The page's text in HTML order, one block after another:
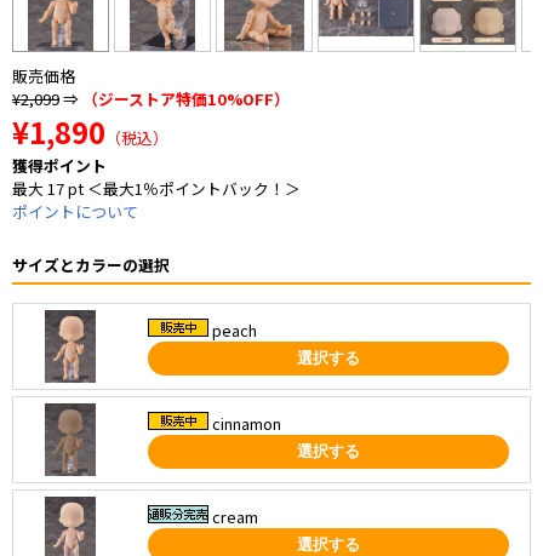
販売価格
¥2,099⇒ （ジーストア特価10%OFF）
¥1,890 （税込）
獲得ポイント
最大 17 pt ＜最大1％ポイントバック！＞
ポイントについて
サイズとカラーの選択
peach
選択する
cinnamon
選択する
cream
選択する